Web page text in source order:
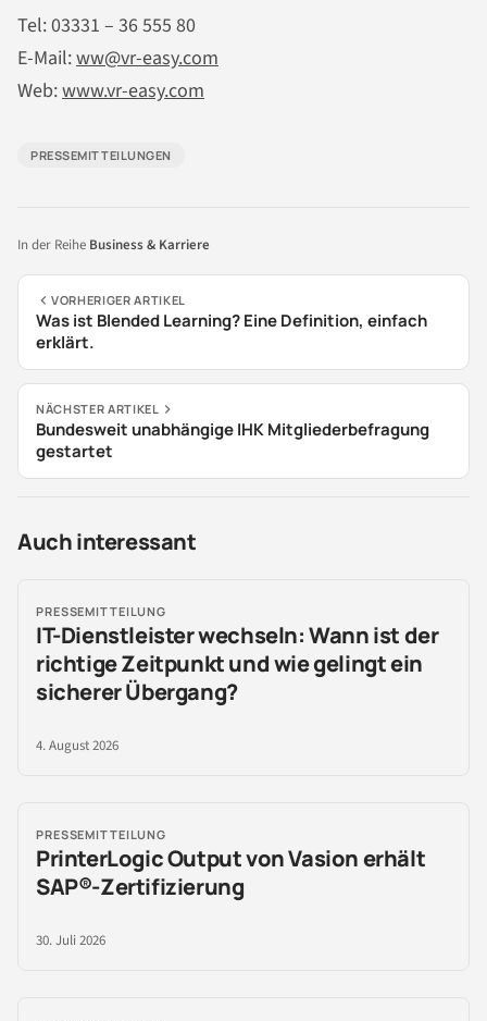
Tel: 03331 – 36 555 80
E-Mail:ww@vr-easy.com
Web:www.vr-easy.com
PRESSEMITTEILUNGEN
In der Reihe Business & Karriere
VORHERIGER ARTIKEL
Was ist Blended Learning? Eine Definition, einfach
erklärt.
NÄCHSTER ARTIKEL
Bundesweit unabhängige IHK Mitgliederbefragung
gestartet
Auch interessant
PRESSEMITTEILUNG
IT-Dienstleister wechseln: Wann ist der
richtige Zeitpunkt und wie gelingt ein
sicherer Übergang?
4. August 2026
PRESSEMITTEILUNG
PrinterLogic Output von Vasion erhält
SAP®-Zertifizierung
30. Juli 2026